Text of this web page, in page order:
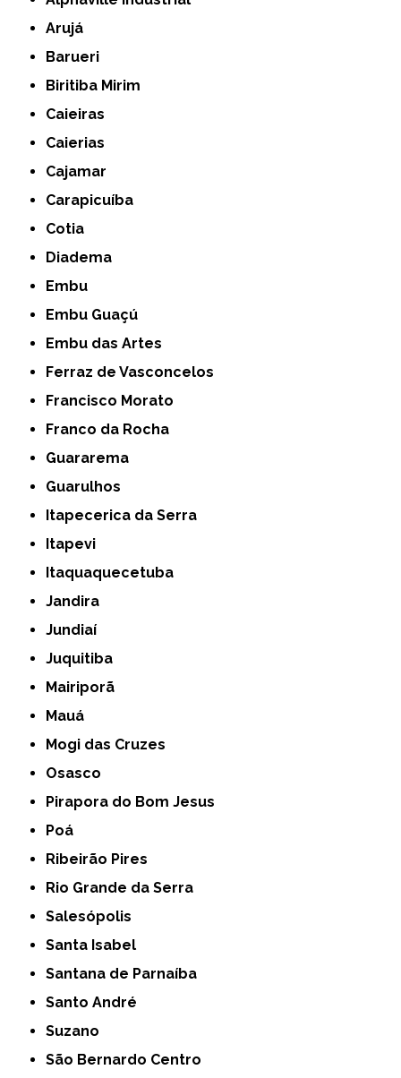
Arujá
Barueri
Biritiba Mirim
Caieiras
Caierias
Cajamar
Carapicuíba
Cotia
Diadema
Embu
Embu Guaçú
Embu das Artes
Ferraz de Vasconcelos
Francisco Morato
Franco da Rocha
Guararema
Guarulhos
Itapecerica da Serra
Itapevi
Itaquaquecetuba
Jandira
Jundiaí
Juquitiba
Mairiporã
Mauá
Mogi das Cruzes
Osasco
Pirapora do Bom Jesus
Poá
Ribeirão Pires
Rio Grande da Serra
Salesópolis
Santa Isabel
Santana de Parnaíba
Santo André
Suzano
São Bernardo Centro